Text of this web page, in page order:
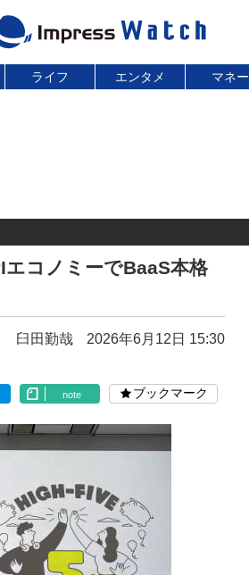
ライフ エンタメ マネー
コノミーでBaaS本格
臼田勤哉 2026年6月12日 15:30
note ブックマーク